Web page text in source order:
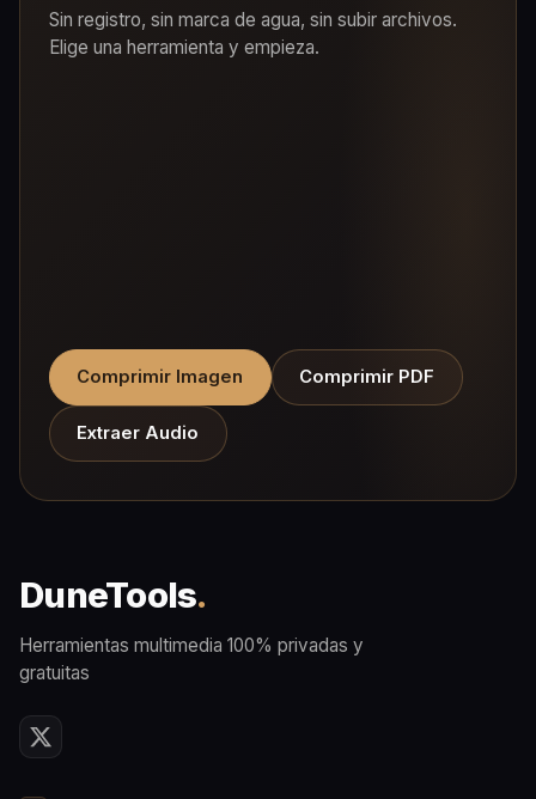
Sin registro, sin marca de agua, sin subir archivos.
Elige una herramienta y empieza.
Comprimir Imagen Comprimir PDF
Extraer Audio
DuneTools.
Herramientas multimedia 100% privadas y
gratuitas